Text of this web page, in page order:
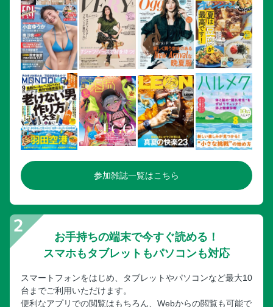
参加雑誌一覧はこちら
お手持ちの端末で今すぐ読める！
スマホもタブレットもパソコンも対応
スマートフォンをはじめ、タブレットやパソコンなど最大10
台までご利用いただけます。
便利なアプリでの閲覧はもちろん、Webからの閲覧も可能で